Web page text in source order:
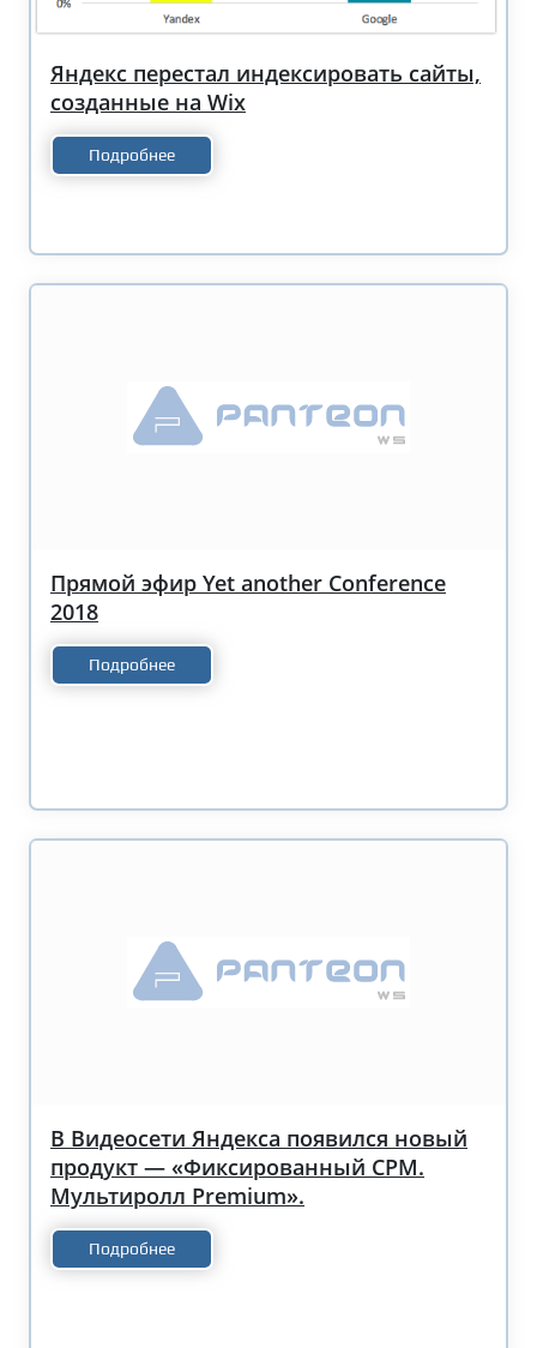
Яндекс перестал индексировать сайты,
созданные на Wix
Подробнее
Прямой эфир Yet another Conference
2018
Подробнее
В Видеосети Яндекса появился новый
продукт — «Фиксированный CPM.
Мультиролл Premium».
Подробнее